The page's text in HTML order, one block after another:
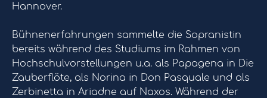
Hannover.
Bühnenerfahrungen sammelte die Sopranistin
bereits während des Studiums im Rahmen von
Hochschulvorstellungen u.a. als Papagena in Die
Zauberflöte, als Norina in Don Pasquale und als
Zerbinetta in Ariadne auf Naxos. Während der